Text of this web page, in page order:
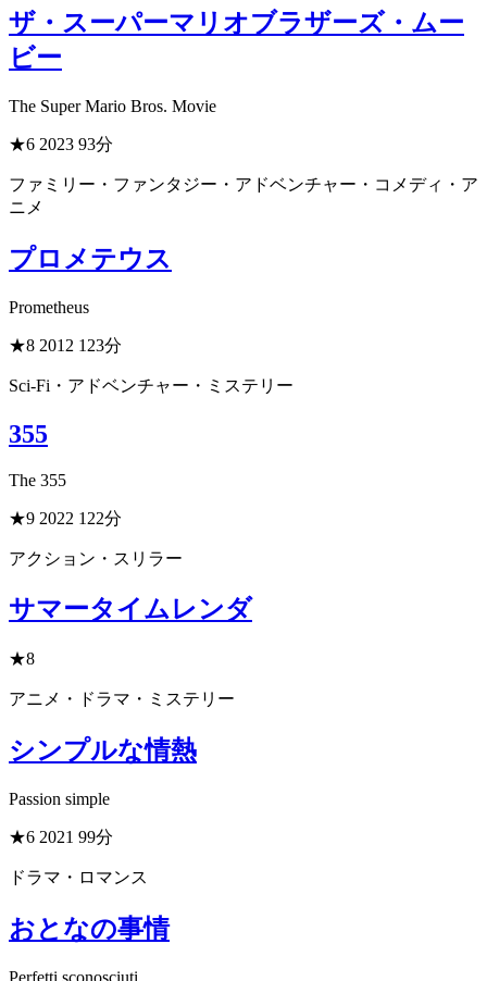
ザ・スーパーマリオブラザーズ・ムー
ビー
The Super Mario Bros. Movie
★6 2023 93分
ファミリー・ファンタジー・アドベンチャー・コメディ・ア
ニメ
プロメテウス
Prometheus
★8 2012 123分
Sci-Fi・アドベンチャー・ミステリー
355
The 355
★9 2022 122分
アクション・スリラー
サマータイムレンダ
★8
アニメ・ドラマ・ミステリー
シンプルな情熱
Passion simple
★6 2021 99分
ドラマ・ロマンス
おとなの事情
Perfetti sconosciuti